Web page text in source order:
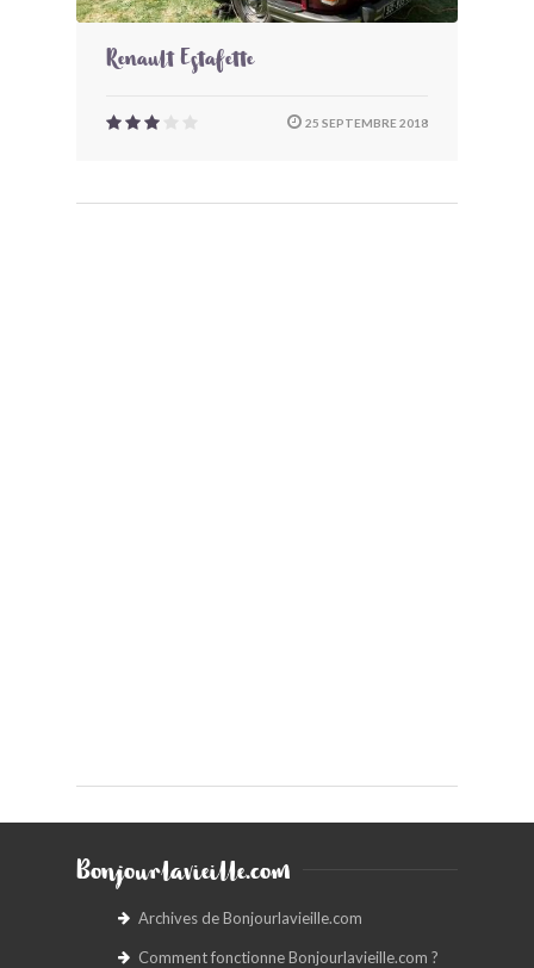
Renault Estafette
25 SEPTEMBRE 2018
Bonjourlavieille.com
Archives de Bonjourlavieille.com
Comment fonctionne Bonjourlavieille.com ?